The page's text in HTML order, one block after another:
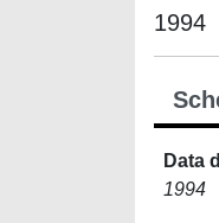
1994
Data
1994